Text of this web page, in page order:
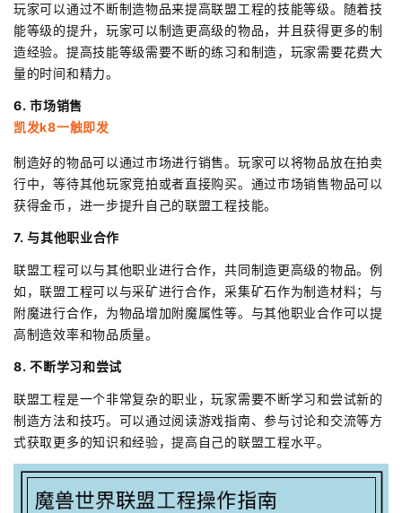
玩家可以通过不断制造物品来提高联盟工程的技能等级。随着技
能等级的提升，玩家可以制造更高级的物品，并且获得更多的制
造经验。提高技能等级需要不断的练习和制造，玩家需要花费大
量的时间和精力。
6. 市场销售
凯发k8一触即发
制造好的物品可以通过市场进行销售。玩家可以将物品放在拍卖
行中，等待其他玩家竞拍或者直接购买。通过市场销售物品可以
获得金币，进一步提升自己的联盟工程技能。
7. 与其他职业合作
联盟工程可以与其他职业进行合作，共同制造更高级的物品。例
如，联盟工程可以与采矿进行合作，采集矿石作为制造材料；与
附魔进行合作，为物品增加附魔属性等。与其他职业合作可以提
高制造效率和物品质量。
8. 不断学习和尝试
联盟工程是一个非常复杂的职业，玩家需要不断学习和尝试新的
制造方法和技巧。可以通过阅读游戏指南、参与讨论和交流等方
式获取更多的知识和经验，提高自己的联盟工程水平。